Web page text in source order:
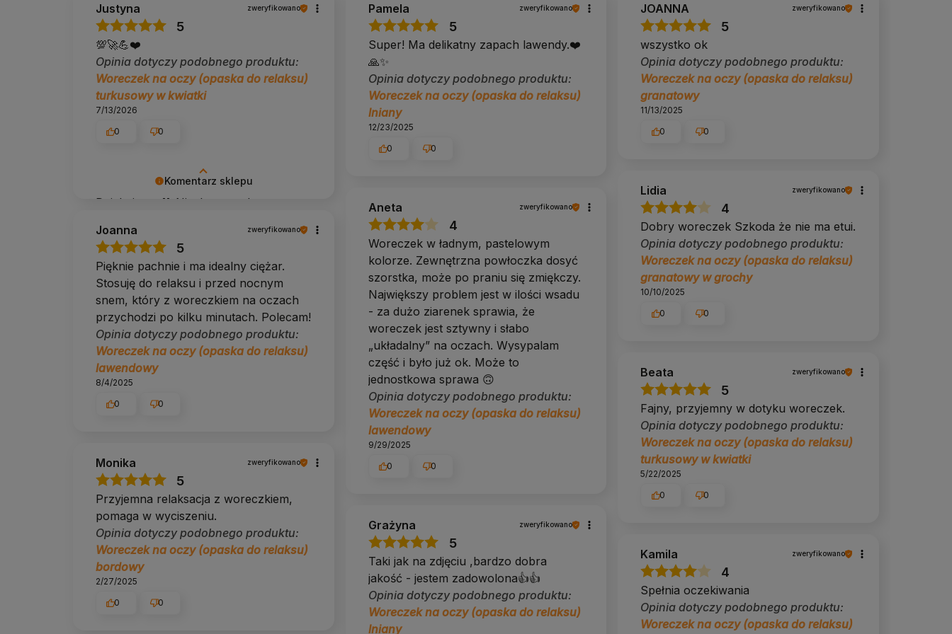
W naszej ofercie znajdziesz także:
klocki do jogi
paski do jogi
wałki do jogi
inne akcesoria do jogi
W razie pytań napisz lub zadzwoń do nas
Komentarz sklepu
Dziękujemy 💚 Niech wszystko, co
poza nią.
Justyna zweryfikowano
5
💯🚀💪❤️
Opinia dotyczy podobnego produktu:
Woreczek na oczy (opaska do relaksu)
turkusowy w kwiatki
7/13/2026
0 0
Pamela zweryfikowano
5
Super! Ma delikatny zapach lawendy.❤️
🙏✨
Opinia dotyczy podobnego produktu:
Woreczek na oczy (opaska do relaksu)
lniany
12/23/2025
0 0
JOANNA zweryfikowano
5
wszystko ok
Opinia dotyczy podobnego produktu:
Woreczek na oczy (opaska do relaksu)
granatowy
11/13/2025
0 0
Lidia zweryfikowano
4
Dobry woreczek Szkoda że nie ma etui.
Opinia dotyczy podobnego produktu:
Woreczek na oczy (opaska do relaksu)
granatowy w grochy
10/10/2025
0 0
Aneta zweryfikowano
4
Woreczek w ładnym, pastelowym
kolorze. Zewnętrzna powłoczka dosyć
szorstka, może po praniu się zmiękczy.
Największy problem jest w ilości wsadu
- za dużo ziarenek sprawia, że
woreczek jest sztywny i słabo
„układalny” na oczach. Wysypalam
część i było już ok. Może to
jednostkowa sprawa 🙃
Opinia dotyczy podobnego produktu:
Woreczek na oczy (opaska do relaksu)
lawendowy
9/29/2025
0 0
Joanna zweryfikowano
5
Pięknie pachnie i ma idealny ciężar.
Stosuję do relaksu i przed nocnym
snem, który z woreczkiem na oczach
przychodzi po kilku minutach. Polecam!
Opinia dotyczy podobnego produktu:
Woreczek na oczy (opaska do relaksu)
lawendowy
8/4/2025
0 0
Beata zweryfikowano
5
Fajny, przyjemny w dotyku woreczek.
Opinia dotyczy podobnego produktu:
Woreczek na oczy (opaska do relaksu)
turkusowy w kwiatki
5/22/2025
0 0
Monika zweryfikowano
5
Przyjemna relaksacja z woreczkiem,
pomaga w wyciszeniu.
Opinia dotyczy podobnego produktu:
Woreczek na oczy (opaska do relaksu)
bordowy
2/27/2025
0 0
Grażyna zweryfikowano
5
Taki jak na zdjęciu ,bardzo dobra
jakość - jestem zadowolona👍️👍️
Opinia dotyczy podobnego produktu:
Woreczek na oczy (opaska do relaksu)
lniany
Kamila zweryfikowano
4
Spełnia oczekiwania
Opinia dotyczy podobnego produktu:
Woreczek na oczy (opaska do relaksu)